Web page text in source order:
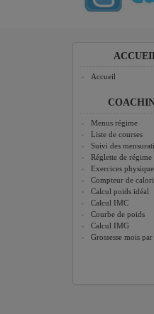
Accueil
Menus régime
Liste de courses
Suivi des
Réglette de régime
Exercices
Compteur de
Calcul poids idéal
Calcul IMC
Courbe de poids
Calcul IMG
Grossesse mois